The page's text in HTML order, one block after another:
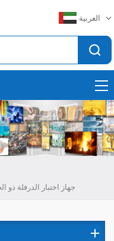
العربية
جهاز اختبار الدرفلة ذو